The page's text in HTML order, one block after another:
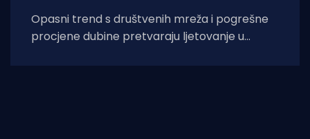
Opasni trend s društvenih mreža i pogrešne
procjene dubine pretvaraju ljetovanje u